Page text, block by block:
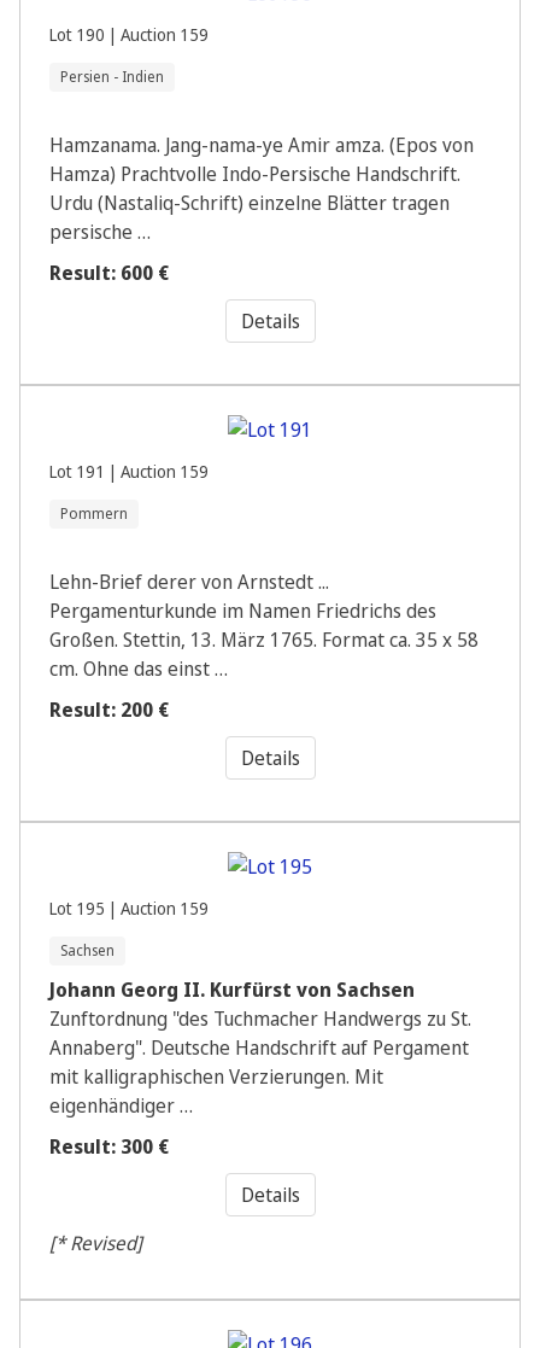
Lot 190 | Auction 159
Persien - Indien
Hamzanama. Jang-nama-ye Amir amza. (Epos von
Hamza) Prachtvolle Indo-Persische Handschrift.
Urdu (Nastaliq-Schrift) einzelne Blätter tragen
persische …
Result: 600 €
Details
Lot 191 | Auction 159
Pommern
Lehn-Brief derer von Arnstedt ...
Pergamenturkunde im Namen Friedrichs des
Großen. Stettin, 13. März 1765. Format ca. 35 x 58
cm. Ohne das einst …
Result: 200 €
Details
Lot 195 | Auction 159
Sachsen
Johann Georg II. Kurfürst von Sachsen
Zunftordnung "des Tuchmacher Handwergs zu St.
Annaberg". Deutsche Handschrift auf Pergament
mit kalligraphischen Verzierungen. Mit
eigenhändiger …
Result: 300 €
Details
[* Revised]